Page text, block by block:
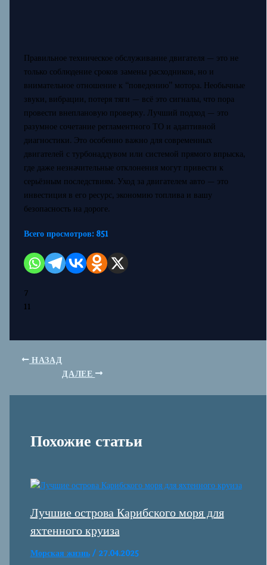
Правильное техническое обслуживание двигателя — это не
только соблюдение сроков замены расходников, но и
внимательное отношение к “поведению” мотора. Необычные
звуки, вибрации, потеря тяги — всё это сигналы, что пора
провести внеплановую проверку. Лучший подход — это
разумное сочетание регламентного ТО и адаптивной
диагностики. Это особенно важно для современных
двигателей с турбонаддувом или системой прямого впрыска,
где даже незначительные отклонения могут привести к
серьёзным последствиям. Уход за двигателем авто — это
инвестиция в его ресурс, экономию топлива и вашу
безопасность на дороге.
Всего просмотров: 851
7
11
НАЗАД
ДАЛЕЕ
Похожие статьи
Лучшие острова Карибского моря для
яхтенного круиза
Морская жизнь/ 27.04.2025